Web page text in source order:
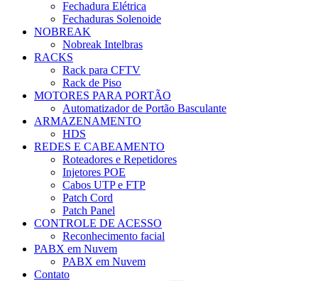
Fechadura Elétrica
Fechaduras Solenoide
NOBREAK
Nobreak Intelbras
RACKS
Rack para CFTV
Rack de Piso
MOTORES PARA PORTÃO
Automatizador de Portão Basculante
ARMAZENAMENTO
HDS
REDES E CABEAMENTO
Roteadores e Repetidores
Injetores POE
Cabos UTP e FTP
Patch Cord
Patch Panel
CONTROLE DE ACESSO
Reconhecimento facial
PABX em Nuvem
PABX em Nuvem
Contato